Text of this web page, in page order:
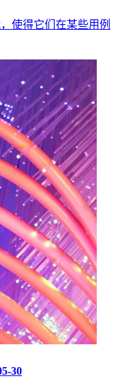
使得它们在某些用例
30